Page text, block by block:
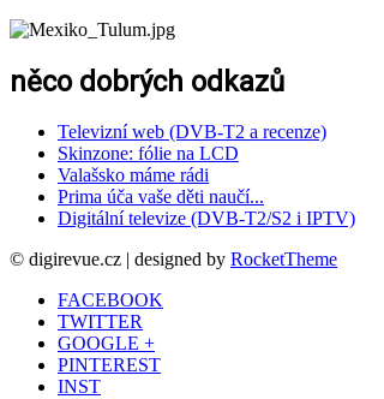
něco dobrých odkazů
Televizní web (DVB-T2 a recenze)
Skinzone: fólie na LCD
Valašsko máme rádi
Prima úča vaše děti naučí...
Digitální televize (DVB-T2/S2 i IPTV)
© digirevue.cz | designed by RocketTheme
FACEBOOK
TWITTER
GOOGLE +
PINTEREST
INST